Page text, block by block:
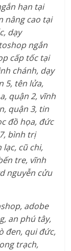
hạn tại
nâng cao tại
dạy
ngắn
cấp tốc tại
chánh, dạy
5, tên lửa,
quận 2, vĩnh
quận 3, tin
đồ họa, đức
bình trị
cũ chi,
tre, vĩnh
nguyễn cửu
adobe
an phú tây,
đen, qui đức,
trạch,